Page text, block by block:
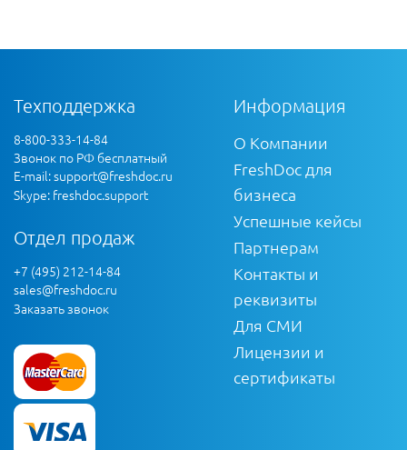
Техподдержка
8-800-333-14-84
Звонок по РФ бесплатный
E-mail:support@freshdoc.ru
Skype: freshdoc.support
Отдел продаж
+7 (495) 212-14-84
sales@freshdoc.ru
Заказать звонок
Информация
О Компании
FreshDoc для
бизнеса
Успешные кейсы
Партнерам
Контакты и
реквизиты
Для СМИ
Лицензии и
сертификаты